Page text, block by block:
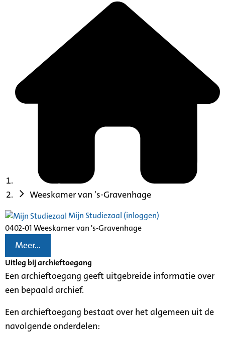
Weeskamer van 's-Gravenhage
Mijn Studiezaal (inloggen)
0402-01 Weeskamer van 's-Gravenhage
Meer...
Uitleg bij archieftoegang
Een archieftoegang geeft uitgebreide informatie over
een bepaald archief.
Een archieftoegang bestaat over het algemeen uit de
navolgende onderdelen: